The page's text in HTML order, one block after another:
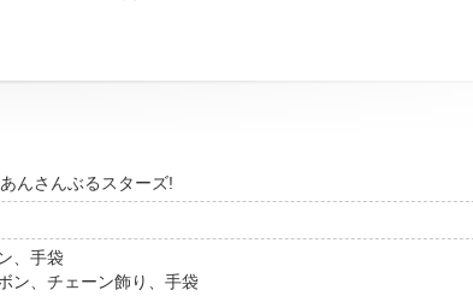
んさんぶるスターズ!
、手袋
ン、チェーン飾り、手袋